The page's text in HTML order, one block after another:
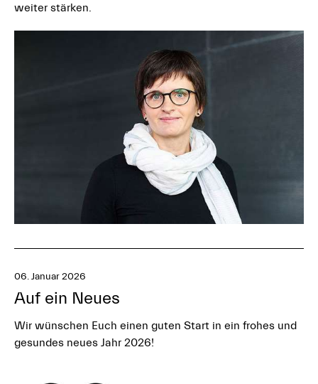
weiter stärken.
06. Januar 2026
Auf ein Neues
Wir wünschen Euch einen guten Start in ein frohes und
gesundes neues Jahr 2026!